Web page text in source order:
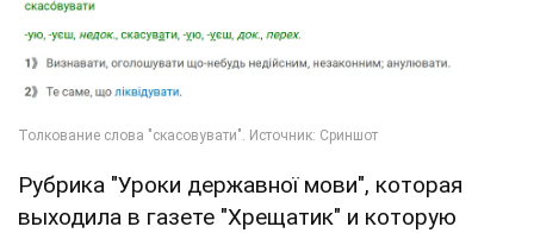
Рубрика "Уроки державної мови", которая
выходила в газете "Хрещатик" и которую